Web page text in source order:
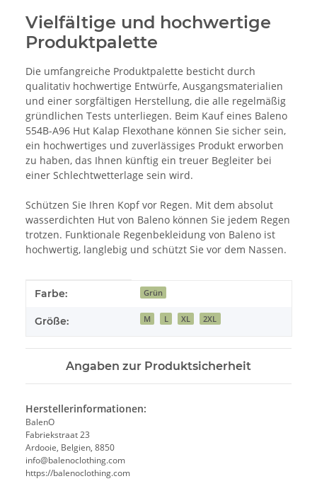
Vielfältige und hochwertige
Produktpalette
Die umfangreiche Produktpalette besticht durch
qualitativ hochwertige Entwürfe, Ausgangsmaterialien
und einer sorgfältigen Herstellung, die alle regelmäßig
gründlichen Tests unterliegen. Beim Kauf eines Baleno
554B-A96 Hut Kalap Flexothane können Sie sicher sein,
ein hochwertiges und zuverlässiges Produkt erworben
zu haben, das Ihnen künftig ein treuer Begleiter bei
einer Schlechtwetterlage sein wird.
Schützen Sie Ihren Kopf vor Regen. Mit dem absolut
wasserdichten Hut von Baleno können Sie jedem Regen
trotzen. Funktionale Regenbekleidung von Baleno ist
hochwertig, langlebig und schützt Sie vor dem Nassen.
Produkteigenschaft
Wert
Farbe: Grün
Größe: M L XL 2XL
Angaben zur Produktsicherheit
Herstellerinformationen:
BalenO
Fabriekstraat 23
Ardooie, Belgien, 8850
info@balenoclothing.com
https://balenoclothing.com